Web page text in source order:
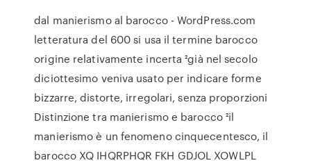
dal manierismo al barocco - WordPress.com
letteratura del 600 si usa il termine barocco
origine relativamente incerta ²già nel secolo
diciottesimo veniva usato per indicare forme
bizzarre, distorte, irregolari, senza proporzioni
Distinzione tra manierismo e barocco ²il
manierismo è un fenomeno cinquecentesco, il
barocco XQ IHQRPHQR FKH GDJOL XOWLPL